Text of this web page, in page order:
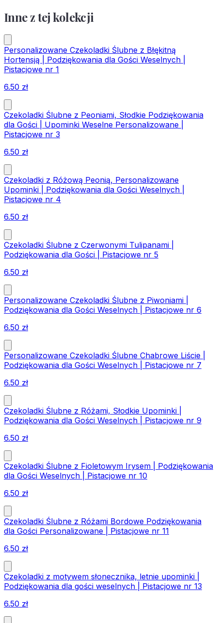
Inne z tej kolekcji
Personalizowane Czekoladki Ślubne z Błękitną
Hortensją | Podziękowania dla Gości Weselnych |
Pistacjowe nr 1
6.50 zł
Czekoladki Ślubne z Peoniami, Słodkie Podziękowania
dla Gości | Upominki Weselne Personalizowane |
Pistacjowe nr 3
6.50 zł
Czekoladki z Różową Peonią, Personalizowane
Upominki | Podziękowania dla Gości Weselnych |
Pistacjowe nr 4
6.50 zł
Czekoladki Ślubne z Czerwonymi Tulipanami |
Podziękowania dla Gości | Pistacjowe nr 5
6.50 zł
Personalizowane Czekoladki Ślubne z Piwoniami |
Podziękowania dla Gości Weselnych | Pistacjowe nr 6
6.50 zł
Personalizowane Czekoladki Ślubne Chabrowe Liście |
Podziękowania dla Gości Weselnych | Pistacjowe nr 7
6.50 zł
Czekoladki Ślubne z Różami, Słodkie Upominki |
Podziękowania dla Gości Weselnych | Pistacjowe nr 9
6.50 zł
Czekoladki Ślubne z Fioletowym Irysem | Podziękowania
dla Gości Weselnych | Pistacjowe nr 10
6.50 zł
Czekoladki Ślubne z Różami Bordowe Podziękowania
dla Gości Personalizowane | Pistacjowe nr 11
6.50 zł
Czekoladki z motywem słonecznika, letnie upominki |
Podziękowania dla gości weselnych | Pistacjowe nr 13
6.50 zł